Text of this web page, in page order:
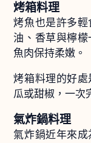
烤箱料理
烤魚也是許多
油、香草與檸
魚肉保持柔嫩。
烤箱料理的好
瓜或甜椒，一次
氣炸鍋料理
氣炸鍋近年來